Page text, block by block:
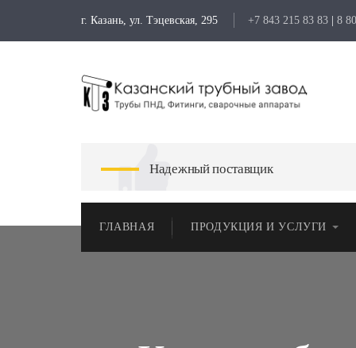
г. Казань, ул. Тэцевская, 295 +7 843 215 83 83 8
Надежный поставщик
ГЛАВНАЯ ПРОДУКЦИЯ И УСЛУГИ